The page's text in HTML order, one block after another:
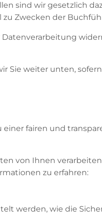
sind wir gesetzlich
zu Zwecken der
Sie weiter unten,
einer fairen und
von Ihnen
zu erfahren:
werden, wie die